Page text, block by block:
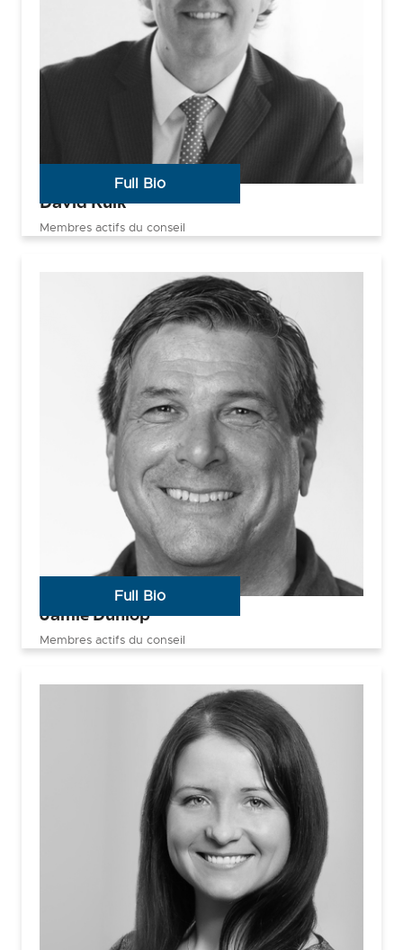
David Kuik
Membres actifs du conseil
Full Bio
Jamie Dunlop
Membres actifs du conseil
Full Bio